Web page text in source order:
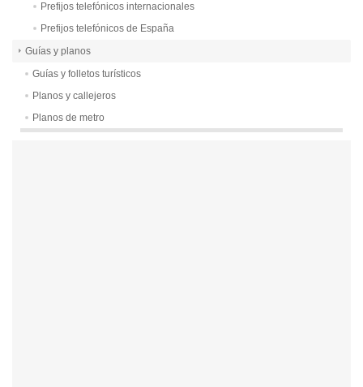
Prefijos telefónicos internacionales
Prefijos telefónicos de España
Guías y planos
Guías y folletos turísticos
Planos y callejeros
Planos de metro